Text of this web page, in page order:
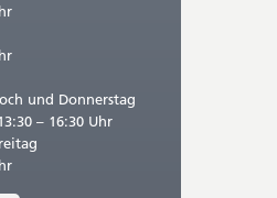
und Donnerstag
– 16:30 Uhr